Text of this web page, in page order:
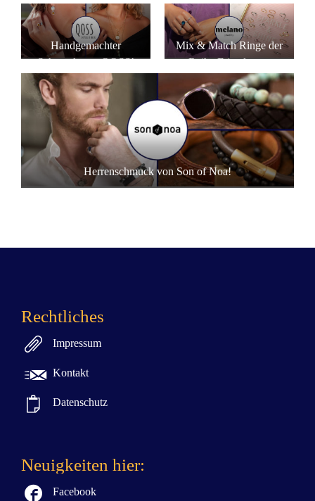
Handgemachter
Schmuck von QOSS!
Mix & Match Ringe der
Reihe Friends von
Melano!
Herrenschmuck von Son of Noa!
Rechtliches
 Impressum
 Kontakt
 Datenschutz
Neuigkeiten hier:

Facebook